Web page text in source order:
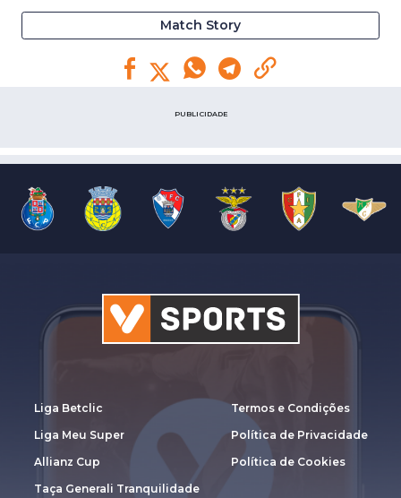
Match Story
PUBLICIDADE
Liga Betclic
Liga Meu Super
Allianz Cup
Taça Generali Tranquilidade
Termos e Condições
Política de Privacidade
Política de Cookies